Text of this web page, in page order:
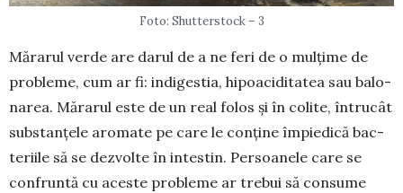
Foto: Shutterstock – 3
Mărarul verde are da­rul de a ne feri de o mul­țime de
probleme, cum ar fi: indigestia, hipoaci­di­tatea sau ba­lo­­
na­rea. Mărarul este de un real folos și în colite, în­tru­cât
sub­stan­țele aromate pe care le con­­ține îm­pie­dică bac­
te­riile să se dezvolte în in­testin. Per­­soanele care se
con­fruntă cu aces­te pro­­ble­­me ar tre­bui să con­sume